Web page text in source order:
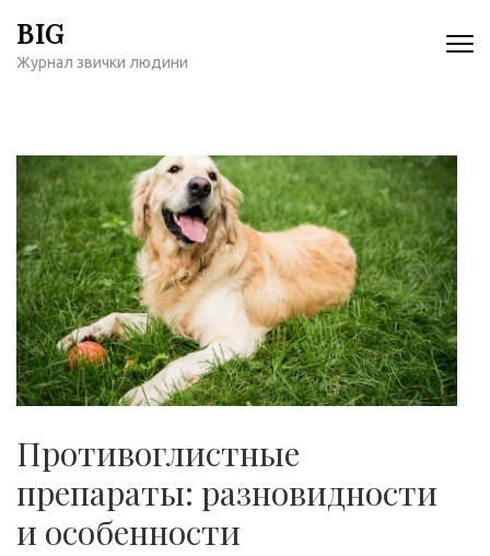
содержимому
BIG
Журнал звички людини
Противоглистные
препараты: разновидности
и особенности